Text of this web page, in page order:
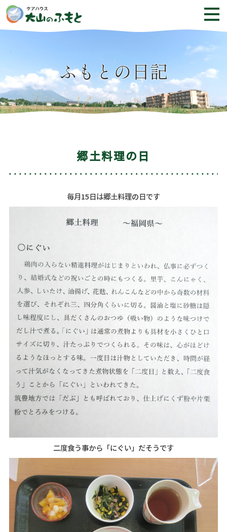
ふもとの日記
郷土料理の日
毎月15日は郷土料理の日です
二度食う事から「にぐい」だそうです